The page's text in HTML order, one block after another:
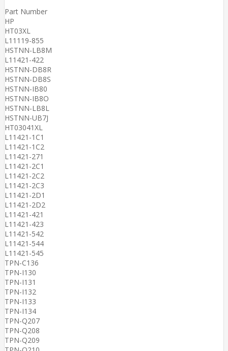
Part Number
HP
HT03XL
L11119-855
HSTNN-LB8M
L11421-422
HSTNN-DB8R
HSTNN-DB8S
HSTNN-IB80
HSTNN-IB8O
HSTNN-LB8L
HSTNN-UB7J
HT03041XL
L11421-1C1
L11421-1C2
L11421-271
L11421-2C1
L11421-2C2
L11421-2C3
L11421-2D1
L11421-2D2
L11421-421
L11421-423
L11421-542
L11421-544
L11421-545
TPN-C136
TPN-I130
TPN-I131
TPN-I132
TPN-I133
TPN-I134
TPN-Q207
TPN-Q208
TPN-Q209